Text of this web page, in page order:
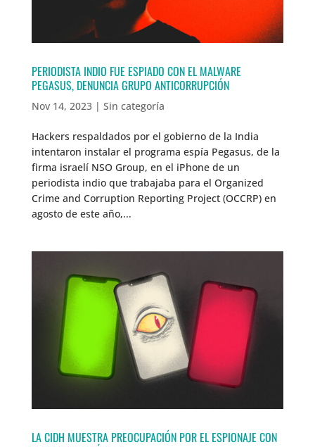
PERIODISTA INDIO FUE ESPIADO CON EL MALWARE
PEGASUS, DENUNCIA GRUPO ANTICORRUPCIÓN
Nov 14, 2023| Sin categoría
Hackers respaldados por el gobierno de la India
intentaron instalar el programa espía Pegasus, de la
firma israelí NSO Group, en el iPhone de un
periodista indio que trabajaba para el Organized
Crime and Corruption Reporting Project (OCCRP) en
agosto de este año,...
LA CIDH MUESTRA PREOCUPACIÓN POR EL ESPIONAJE CON